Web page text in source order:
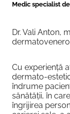
Medic specialist
Dr. Vali Anton,
Cu experiență
dermato-
îndrume
sănătății, în
îngrijirea